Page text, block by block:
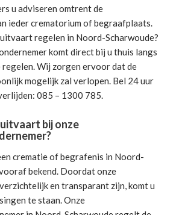
u adviseren omtrent de
ieder crematorium of begraafplaats.
uitvaart regelen in Noord-Scharwoude?
komt direct bij u thuis langs
Wij zorgen ervoor dat de
mogelijk zal verlopen. Bel 24 uur
085 – 1300 785.
bij onze
crematie of begrafenis in Noord-
bekend. Doordat onze
en transparant zijn, komt u
te staan. Onze